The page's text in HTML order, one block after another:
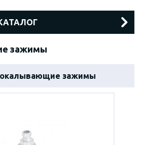
зажимы
зажимы